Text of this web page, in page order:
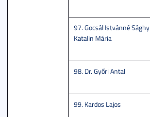
97. Gocsál Istvánné Sághy
Katalin Mária
98. Dr. Győri Antal
99. Kardos Lajos